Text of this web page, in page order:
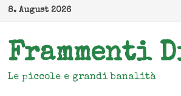
Zum
springen
8. August 2026
Frammenti
Le piccole e grandi banalità